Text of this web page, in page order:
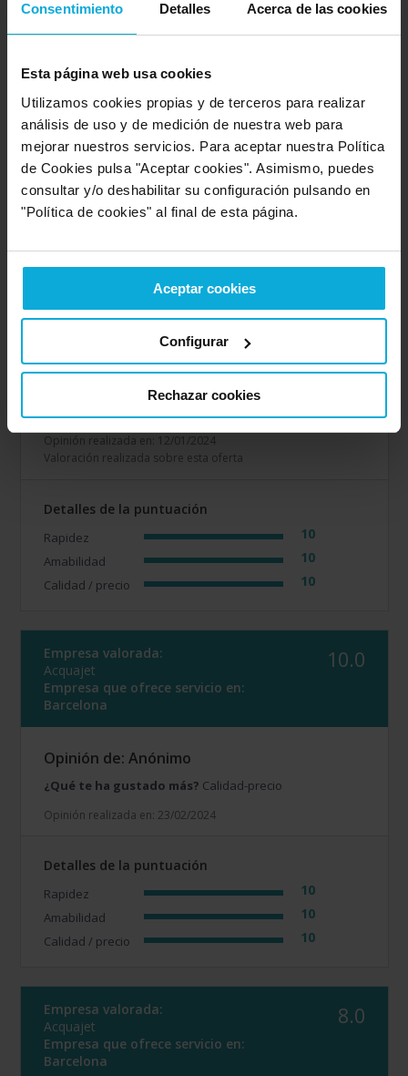
Consentimiento Detalles Acerca de las cookies
Esta página web usa cookies
Utilizamos cookies propias y de terceros para realizar
análisis de uso y de medición de nuestra web para
mejorar nuestros servicios. Para aceptar nuestra Política
de Cookies pulsa "Aceptar cookies". Asimismo, puedes
consultar y/o deshabilitar su configuración pulsando en
"Política de cookies" al final de esta página.
Aceptar cookies
Configurar
Rechazar cookies
¿Qué te ha gustado más?Muy recomendables por su
amabilidad, rapidez, proximidad y personal cualificado.
Detalles de la puntuación
Rapidez
Amabilidad
Calidad / precio 10
Servicio
Empresa valorada:
Empresa situada en:Barcelona
Opinión de: Anónimo
¿Qué te ha gustado más?el trato de Ernest,
Opinión realizada en: 12/01/2024
Valoración realizada sobre esta oferta
Detalles de la puntuación
Rapidez 10
Amabilidad 10
Calidad / precio 10
Empresa valorada:
Acquajet
Empresa que ofrece servicio en:
Barcelona
10.0
Opinión de: Anónimo
¿Qué te ha gustado más? Calidad-precio
Opinión realizada en: 23/02/2024
Detalles de la puntuación
Rapidez 10
Amabilidad 10
Calidad / precio 10
Empresa valorada:
Acquajet
Empresa que ofrece servicio en:
Barcelona
8.0